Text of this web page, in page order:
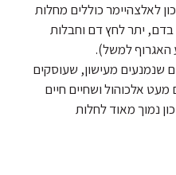
לאלצהיימר כוללים מחלות
בדם, יתר לחץ דם וחבלות
האגרוף למשל).
שנמנעים מעישון, שעוסקים
מעט אלכוהול ושחיים חיים
נמוך מאוד לחלות